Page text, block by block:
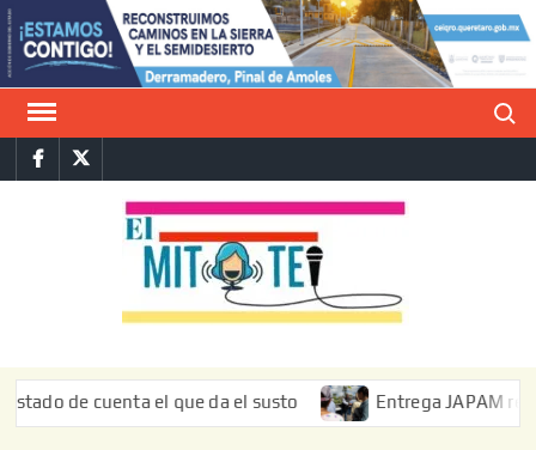
Saltar
al
contenido
FacebookTwitter
cuenta el que da el susto Entrega JAPAM